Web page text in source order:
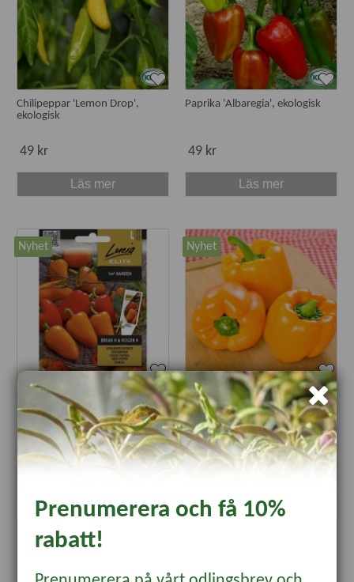
Chilipeppar 'Lemon Drop',
ekologisk
49 kr
Läs mer
Paprika 'Albaregia', ekologisk
49 kr
Läs mer
Nyhet
Paprika 'Break' & 'Roger' F1
45 kr
Nyhet
Paprika 'Lamia'
29 kr
Prenumerera och få 10%
rabatt!